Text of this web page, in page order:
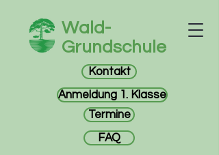
Wald-
Grundschule
Kontakt
Anmeldung 1. Klasse
Termine
FAQ